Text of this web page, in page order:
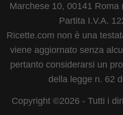
Marchese 10, 00141 Roma
Partita I.V.A.
Ricette.com non è una
viene aggiornato senza
pertanto considerarsi un
della legge n. 62
Copyright ©2026 - Tutti i